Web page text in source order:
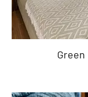
Green